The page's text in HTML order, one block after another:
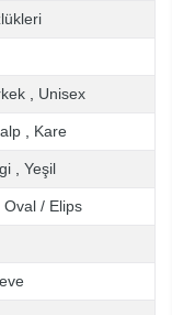
Unisex
Kare
Yeşil
Oval / Elips